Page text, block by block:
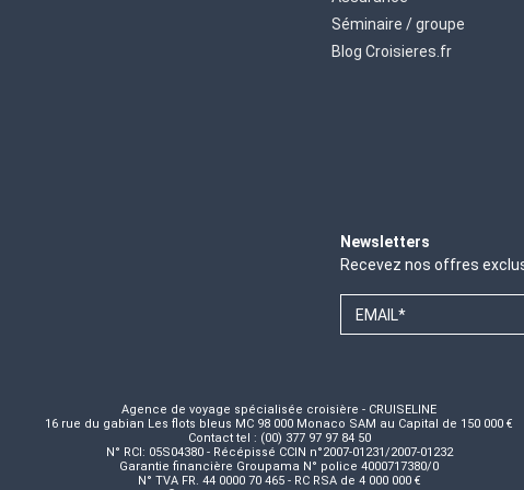
Séminaire / groupe
Blog Croisieres.fr
Newsletters
Recevez nos offres
EMAIL*
Agence de voyage spécialisée croisière - CRUISELINE
16 rue du gabian Les flots bleus MC 98 000 Monaco SAM au Capital de 150 000 €
Contact tel : (00) 377 97 97 84 50
N° RCI: 05S04380 - Récépissé CCIN n°2007-01231/2007-01232
Garantie financière Groupama N° police 4000717380/0
N° TVA FR. 44 0000 70 465 - RC RSA de 4 000 000 €